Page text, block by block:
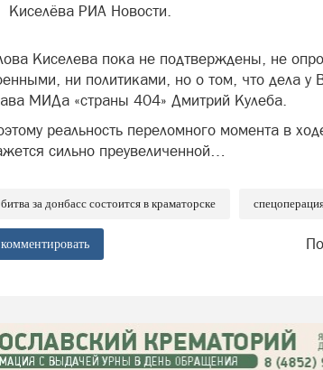
Киселёва РИА Новости.
Киселева пока не подтверждены, не
ни политиками, но о том, что дела у
МИДа «страны 404» Дмитрий Кулеба.
реальность переломного момента в
сильно преувеличенной…
битва за донбасс состоится в краматорске
комментировать